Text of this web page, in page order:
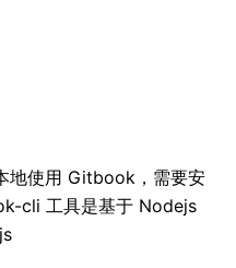
地使用 Gitbook，需要安
cli 工具是基于 Nodejs